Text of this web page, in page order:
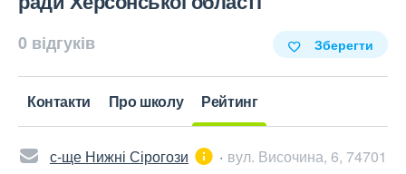
0 відгуків Зберегти
Контакти Про школу Рейтинг
с-ще Нижні Сірогози
вул. Височина, 6, 74701